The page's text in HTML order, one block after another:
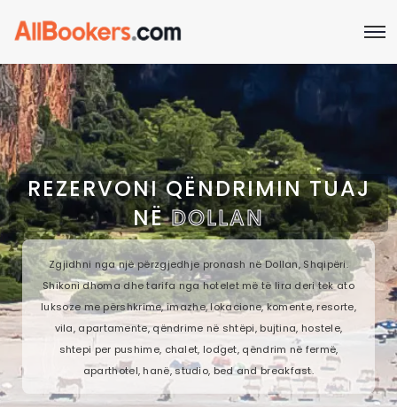
REZERVONI QËNDRIMIN TUAJ
NËDOLLAN
Zgjidhni nga një përzgjedhje pronash në Dollan, Shqipëri.
Shikoni dhoma dhe tarifa nga hotelet më të lira deri tek ato
luksoze me përshkrime, imazhe, lokacione, komente, resorte,
vila, apartamente, qëndrime në shtëpi, bujtina, hostele,
shtepi per pushime, chalet, lodget, qëndrim në fermë,
aparthotel, hanë, studio, bed and breakfast.